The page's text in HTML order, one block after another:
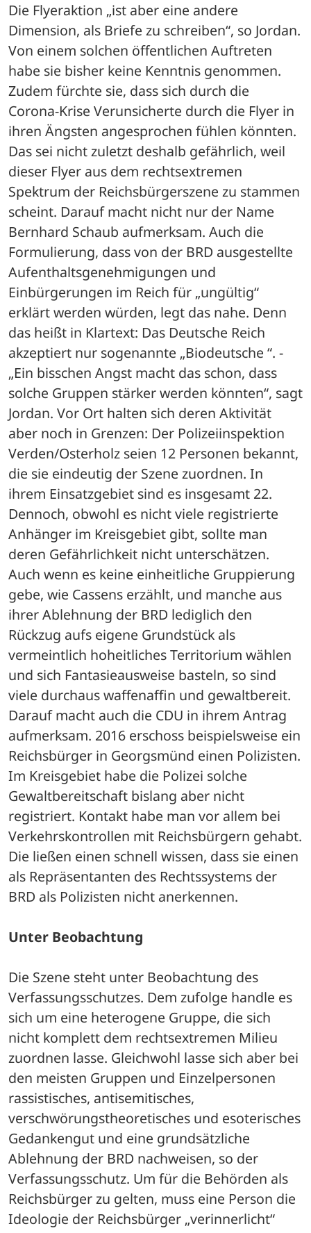
Die Flyeraktion „ist aber eine andere
Dimension, als Briefe zu schreiben“, so Jordan.
Von einem solchen öffentlichen Auftreten
habe sie bisher keine Kenntnis genommen.
Zudem fürchte sie, dass sich durch die
Corona-Krise Verunsicherte durch die Flyer in
ihren Ängsten angesprochen fühlen könnten.
Das sei nicht zuletzt deshalb gefährlich, weil
dieser Flyer aus dem rechtsextremen
Spektrum der Reichsbürgerszene zu stammen
scheint. Darauf macht nicht nur der Name
Bernhard Schaub aufmerksam. Auch die
Formulierung, dass von der BRD ausgestellte
Aufenthaltsgenehmigungen und
Einbürgerungen im Reich für „ungültig“
erklärt werden würden, legt das nahe. Denn
das heißt in Klartext: Das Deutsche Reich
akzeptiert nur sogenannte „Biodeutsche “. -
„Ein bisschen Angst macht das schon, dass
solche Gruppen stärker werden könnten“, sagt
Jordan. Vor Ort halten sich deren Aktivität
aber noch in Grenzen: Der Polizeiinspektion
Verden/Osterholz seien 12 Personen bekannt,
die sie eindeutig der Szene zuordnen. In
ihrem Einsatzgebiet sind es insgesamt 22.
Dennoch, obwohl es nicht viele registrierte
Anhänger im Kreisgebiet gibt, sollte man
deren Gefährlichkeit nicht unterschätzen.
Auch wenn es keine einheitliche Gruppierung
gebe, wie Cassens erzählt, und manche aus
ihrer Ablehnung der BRD lediglich den
Rückzug aufs eigene Grundstück als
vermeintlich hoheitliches Territorium wählen
und sich Fantasieausweise basteln, so sind
viele durchaus waffenaffin und gewaltbereit.
Darauf macht auch die CDU in ihrem Antrag
aufmerksam. 2016 erschoss beispielsweise ein
Reichsbürger in Georgsmünd einen Polizisten.
Im Kreisgebiet habe die Polizei solche
Gewaltbereitschaft bislang aber nicht
registriert. Kontakt habe man vor allem bei
Verkehrskontrollen mit Reichsbürgern gehabt.
Die ließen einen schnell wissen, dass sie einen
als Repräsentanten des Rechtssystems der
BRD als Polizisten nicht anerkennen.
Unter Beobachtung
Die Szene steht unter Beobachtung des
Verfassungsschutzes. Dem zufolge handle es
sich um eine heterogene Gruppe, die sich
nicht komplett dem rechtsextremen Milieu
zuordnen lasse. Gleichwohl lasse sich aber bei
den meisten Gruppen und Einzelpersonen
rassistisches, antisemitisches,
verschwörungstheoretisches und esoterisches
Gedankengut und eine grundsätzliche
Ablehnung der BRD nachweisen, so der
Verfassungsschutz. Um für die Behörden als
Reichsbürger zu gelten, muss eine Person die
Ideologie der Reichsbürger „verinnerlicht“